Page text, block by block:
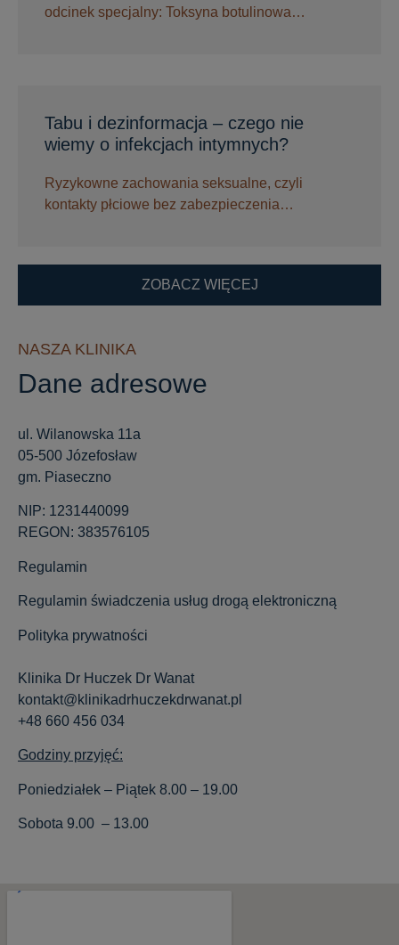
odcinek specjalny: Toksyna botulinowa…
Tabu i dezinformacja – czego nie
wiemy o infekcjach intymnych?
Ryzykowne zachowania seksualne, czyli
kontakty płciowe bez zabezpieczenia…
ZOBACZ WIĘCEJ
NASZA KLINIKA
Dane adresowe
ul. Wilanowska 11a
05-500 Józefosław
gm. Piaseczno
NIP: 1231440099
REGON: 383576105
Regulamin
Regulamin świadczenia usług drogą elektroniczną
Polityka prywatności
Klinika Dr Huczek Dr Wanat
kontakt@klinikadrhuczekdrwanat.pl
+48 660 456 034
Godziny przyjęć:
Poniedziałek – Piątek 8.00 – 19.00
Sobota 9.00 – 13.00